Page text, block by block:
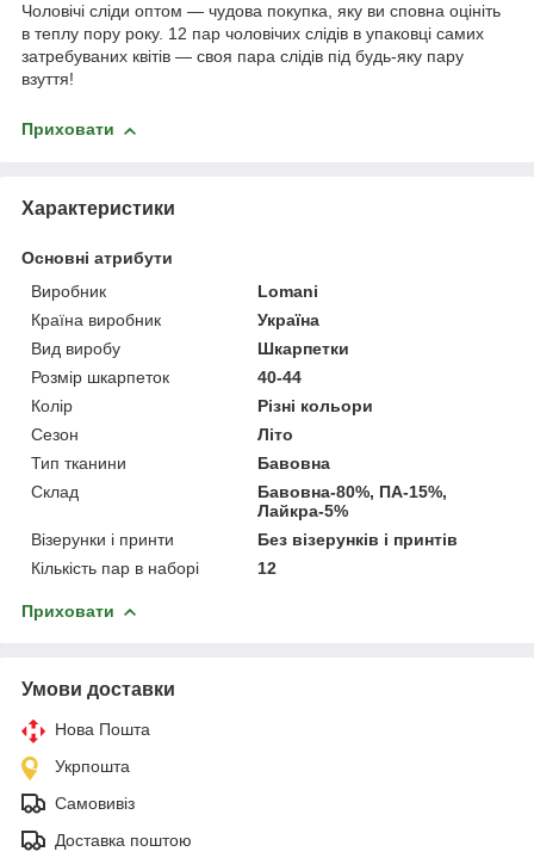
Чоловічі сліди оптом ― чудова покупка, яку ви сповна оцініть
в теплу пору року. 12 пар чоловічих слідів в упаковці самих
затребуваних квітів ― своя пара слідів під будь-яку пару
взуття!
Приховати
Характеристики
Основні атрибути
Виробник
Lomani
Країна виробник
Україна
Вид виробу
Шкарпетки
Розмір шкарпеток
40-44
Колір
Різні кольори
Сезон
Літо
Тип тканини
Бавовна
Склад
Бавовна-80%, ПА-15%,
Лайкра-5%
Візерунки і принти
Без візерунків і принтів
Кількість пар в наборі
12
Приховати
Умови доставки
Нова Пошта
Укрпошта
Самовивіз
Доставка поштою